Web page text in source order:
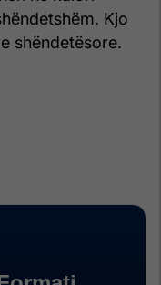
Kjo
shëndetësore.